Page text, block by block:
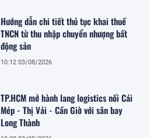
Hướng dẫn chi tiết thủ tục khai thuế
TNCN từ thu nhập chuyển nhượng bất
động sản
10:12 03/08/2026
TP.HCM mở hành lang logistics nối Cái
Mép - Thị Vải - Cần Giờ với sân bay
Long Thành